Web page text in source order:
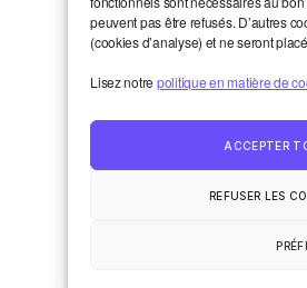
peuvent pas être refusés. D’autres
(cookies d’analyse) et ne seront
Lisez notre politique en matière de
ACCEPTER
REFUSER LES
plus-rapidement-que
rapport/2024/r24-808-1-
« Réductions de
quelle efficacité pour le
financement, la solidarité